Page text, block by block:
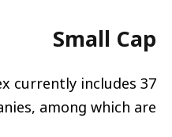
Small Cap
currently includes 37
among which are: